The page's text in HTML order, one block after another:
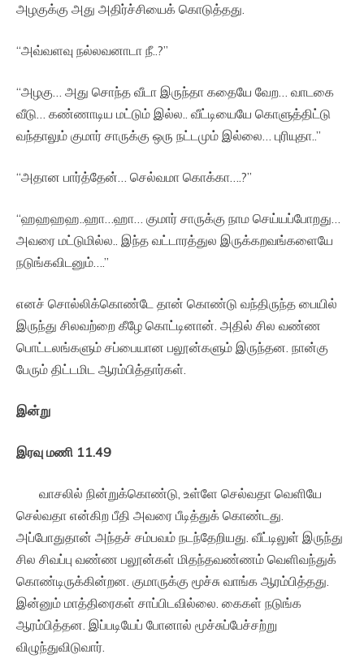
அழகுக்கு அது அதிர்ச்சியைக் கொடுத்தது.
“அவ்வளவு நல்லவனாடா நீ..?”
“அழகு… அது சொந்த வீடா இருந்தா கதையே வேற… வாடகை
வீடு… கண்ணாடிய மட்டும் இல்ல.. வீட்டியையே கொளுத்திட்டு
வந்தாலும் குமார் சாருக்கு ஒரு நட்டமும் இல்லை… புரியுதா..”
“அதான பார்த்தேன்… செல்வமா கொக்கா….?”
“ஹஹஹஹ..ஹா…ஹா… குமார் சாருக்கு நாம செய்யப்போறது…
அவரை மட்டுமில்ல.. இந்த வட்டாரத்துல இருக்கறவங்களையே
நடுங்கவிடனும்….”
எனச் சொல்லிக்கொண்டே தான் கொண்டு வந்திருந்த பையில்
இருந்து சிலவற்றை கீழே கொட்டினான். அதில் சில வண்ண
பொட்டலங்களும் சப்பையான பலூன்களும் இருந்தன. நான்கு
பேரும் திட்டமிட ஆரம்பித்தார்கள்.
இன்று
இரவு மணி 11.49
வாசலில் நின்றுக்கொண்டு, உள்ளே செல்வதா வெளியே
செல்வதா என்கிற பீதி அவரை பீடித்துக் கொண்டது.
அப்போதுதான் அந்தச் சம்பவம் நடந்தேறியது. வீட்டிலுள் இருந்து
சில சிவப்பு வண்ண பலூன்கள் மிதந்தவண்ணம் வெளிவந்துக்
கொண்டிருக்கின்றன. குமாருக்கு மூச்சு வாங்க ஆரம்பித்தது.
இன்னும் மாத்திரைகள் சாப்பிடவில்லை. கைகள் நடுங்க
ஆரம்பித்தன. இப்படியேப் போனால் மூச்சுப்பேச்சற்று
விழுந்துவிடுவார்.